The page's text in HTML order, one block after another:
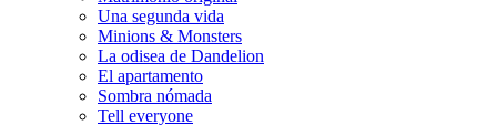
Una segunda vida
Minions & Monsters
La odisea de Dandelion
El apartamento
Sombra nómada
Tell everyone